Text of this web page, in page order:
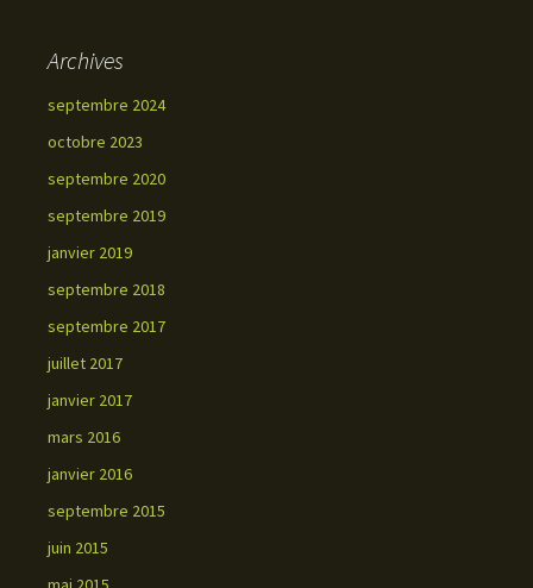
Archives
septembre 2024
octobre 2023
septembre 2020
septembre 2019
janvier 2019
septembre 2018
septembre 2017
juillet 2017
janvier 2017
mars 2016
janvier 2016
septembre 2015
juin 2015